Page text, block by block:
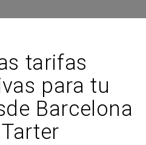
tarifas
para tu
Barcelona